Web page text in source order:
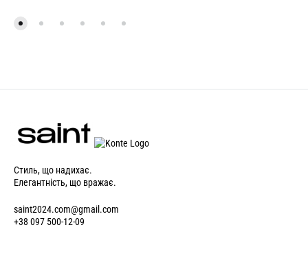
Стиль, що надихає.
Елегантність, що вражає.
saint2024.com@gmail.com
+38 097 500-12-09